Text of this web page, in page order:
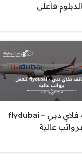
فأعلى
وظائف فلاي دبي – flydubai
عالية